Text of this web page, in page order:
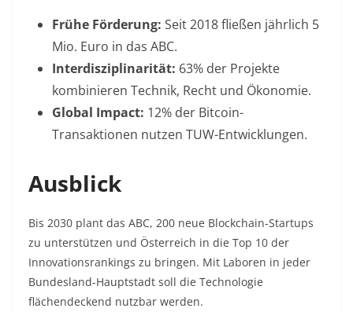
Frühe Förderung: Seit 2018 fließen jährlich 5
Mio. Euro in das ABC.
Interdisziplinarität: 63% der Projekte
kombinieren Technik, Recht und Ökonomie.
Global Impact: 12% der Bitcoin-
Transaktionen nutzen TUW-Entwicklungen.
Ausblick
Bis 2030 plant das ABC, 200 neue Blockchain-Startups
zu unterstützen und Österreich in die Top 10 der
Innovationsrankings zu bringen. Mit Laboren in jeder
Bundesland-Hauptstadt soll die Technologie
flächendeckend nutzbar werden.